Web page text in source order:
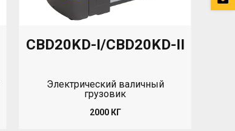
CBD20KD-I/CBD20KD-II
Электрический валичный
грузовик
2000 КГ